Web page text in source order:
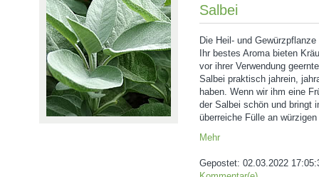
Salbei
Die Heil- und
Ihr bestes Aroma bieten
vor ihrer Verwendung
Salbei praktisch jahrein,
haben. Wenn wir ihm eine
der Salbei schön und bringt
überreiche Fülle an
Mehr
Gepostet: 02.03.2022